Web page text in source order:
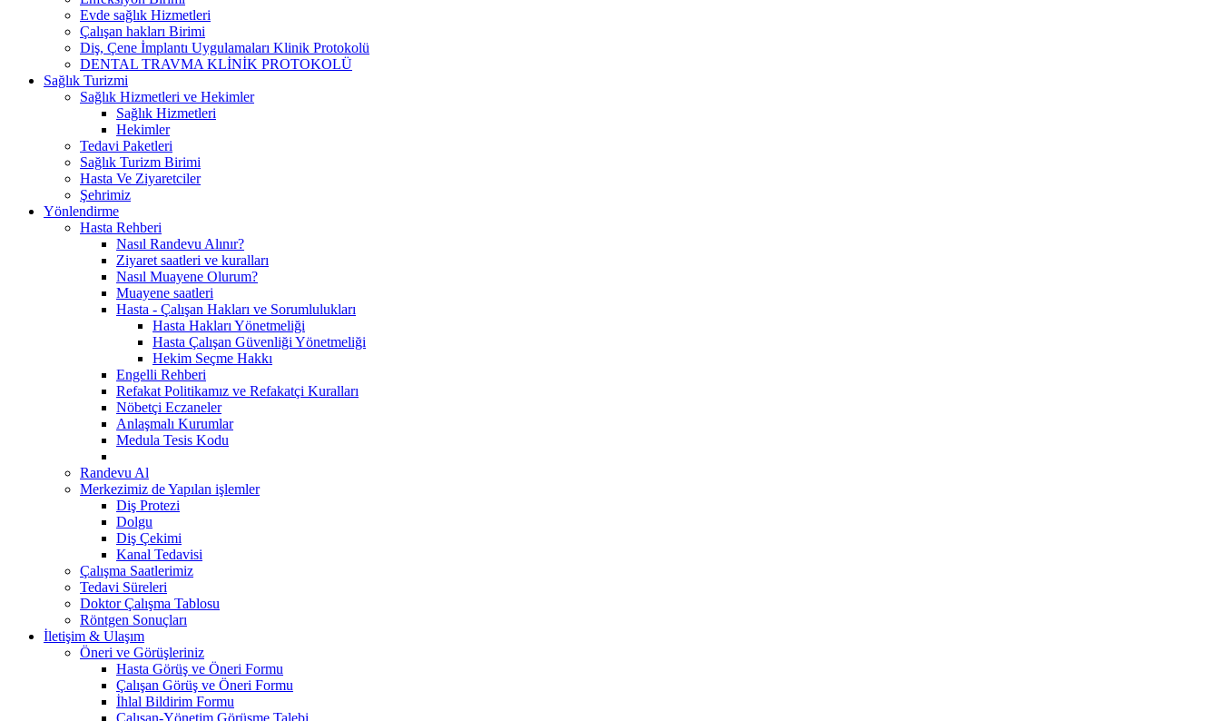
Evde sağlık Hizmetleri
Çalışan hakları Birimi
Diş, Çene İmplantı Uygulamaları Klinik Protokolü
DENTAL TRAVMA KLİNİK PROTOKOLÜ
Sağlık Turizmi
Sağlık Hizmetleri ve Hekimler
Sağlık Hizmetleri
Hekimler
Tedavi Paketleri
Sağlık Turizm Birimi
Hasta Ve Ziyaretciler
Şehrimiz
Yönlendirme
Hasta Rehberi
Nasıl Randevu Alınır?
Ziyaret saatleri ve kuralları
Nasıl Muayene Olurum?
Muayene saatleri
Hasta - Çalışan Hakları ve Sorumlulukları
Hasta Hakları Yönetmeliği
Hasta Çalışan Güvenliği Yönetmeliği
Hekim Seçme Hakkı
Engelli Rehberi
Refakat Politikamız ve Refakatçi Kuralları
Nöbetçi Eczaneler
Anlaşmalı Kurumlar
Medula Tesis Kodu
Randevu Al
Merkezimiz de Yapılan işlemler
Diş Protezi
Dolgu
Diş Çekimi
Kanal Tedavisi
Çalışma Saatlerimiz
Tedavi Süreleri
Doktor Çalışma Tablosu
Röntgen Sonuçları
İletişim & Ulaşım
Öneri ve Görüşleriniz
Hasta Görüş ve Öneri Formu
Çalışan Görüş ve Öneri Formu
İhlal Bildirim Formu
Çalışan-Yönetim Görüşme Talebi